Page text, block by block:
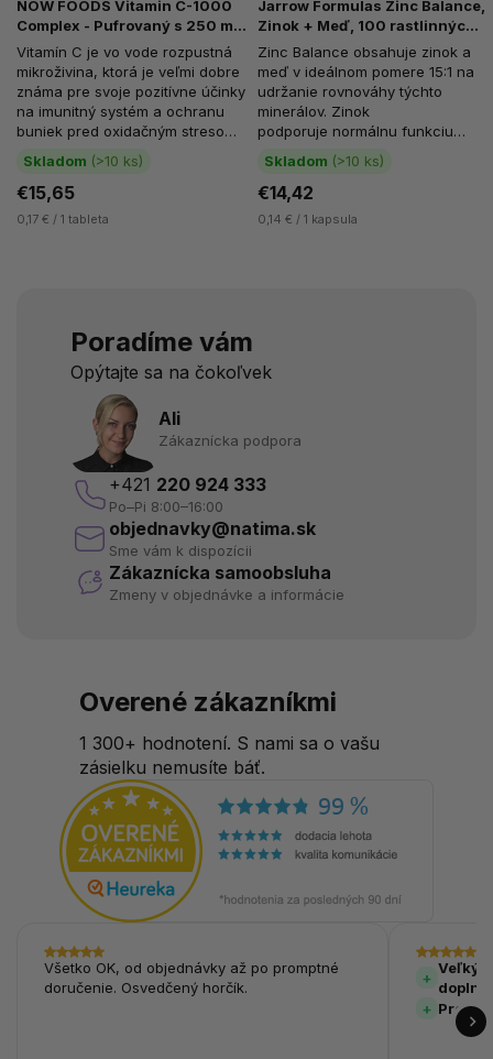
NOW FOODS Vitamin C-1000
Complex - Pufrovaný s 250 mg
bioflavonoidov, 90 tabliet
Skladom (>10 ks)
€15,65
0,17 € / 1 tableta
Vitamín C je vo vode rozpustná
mikroživina, ktorá je veľmi dobre
známa pre svoje pozitívne účinky
na imunitný systém a ochranu
buniek pred oxidačným stresom.
Vitamín C je...
Jarrow Formulas Zinc Balance,
Zinok + Meď, 100 rastlinných
kapsúl
Skladom (>10 ks)
€14,42
0,14 € / 1 kapsula
Zinc Balance obsahuje zinok a
meď v ideálnom pomere 15:1 na
udržanie rovnováhy týchto
minerálov. Zinok
podporuje normálnu funkciu
imunitného systému, prispieva
k...
Poradíme vám
Opýtajte sa na čokoľvek
Ali
Zákaznícka podpora
+421 220 924 333
Po–Pi 8:00–16:00
objednavky@natima.sk
Sme vám k dispozícii
Zákaznícka samoobsluha
Zmeny v objednávke a informácie
Overené zákazníkmi
1 300+ hodnotení. S nami sa o vašu
zásielku nemusíte báť.
Všetko OK, od objednávky až po promptné
doručenie. Osvedčený horčík.
Veľký